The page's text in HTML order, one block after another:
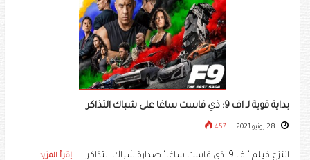
بداية قوية لـ اف 9: ذي فاست ساغا على شباك التذاكر
457
انتزع فيلم "اف 9: ذي فاست ساغا" صدارة شباك التذاكر ..... إقرأ المزيد